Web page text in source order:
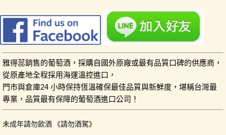
雅得蕊銷售的葡萄酒，採購自國外原廠或最有品質口碑的供應商，
從原產地全程採用海運溫控進口，
門市與倉庫24 小時保持恆溫確保最佳品質與新鮮度，堪稱台灣最
專業，品質最有保障的葡萄酒進口公司！
未成年請勿飲酒 《請勿酒駕》